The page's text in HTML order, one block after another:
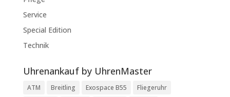
Service
Special Edition
Technik
Uhrenankauf by UhrenMaster
ATM Breitling Exospace B55
Fliegeruhr